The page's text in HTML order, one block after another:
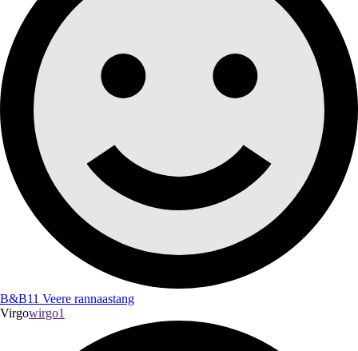
B&B11 Veere rannaastang
Virgowirgo1